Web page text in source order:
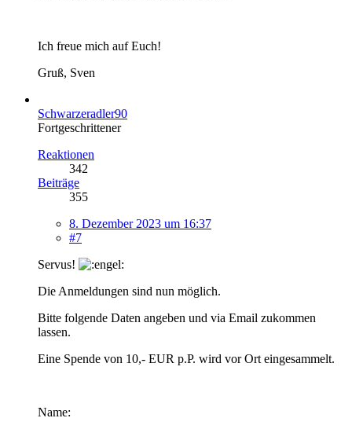
Ich freue mich auf Euch!
Gruß, Sven
Schwarzeradler90
Fortgeschrittener
Reaktionen
342
Beiträge
355
8. Dezember 2023 um 16:37
#7
Servus!
Die Anmeldungen sind nun möglich.
Bitte folgende Daten angeben und via Email zukommen
lassen.
Eine Spende von 10,- EUR p.P. wird vor Ort eingesammelt.
Name: